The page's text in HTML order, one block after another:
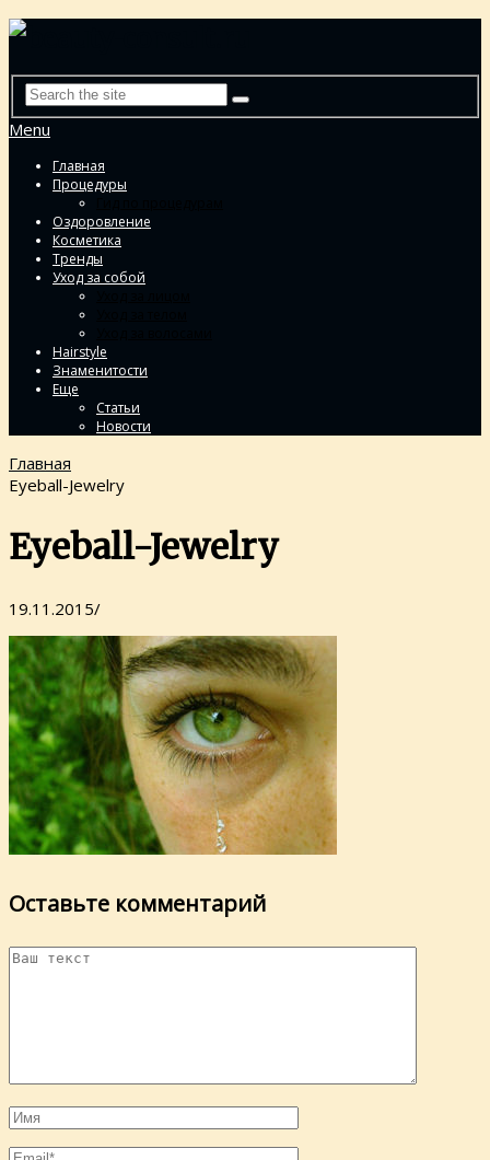
Menu
Главная
Процедуры
Оздоровление
Косметика
Тренды
Уход за собой
Hairstyle
Знаменитости
Еще
Статьи
Новости
Главная
Eyeball-Jewelry
Eyeball-Jewelry
19.11.2015/
Оставьте комментарий